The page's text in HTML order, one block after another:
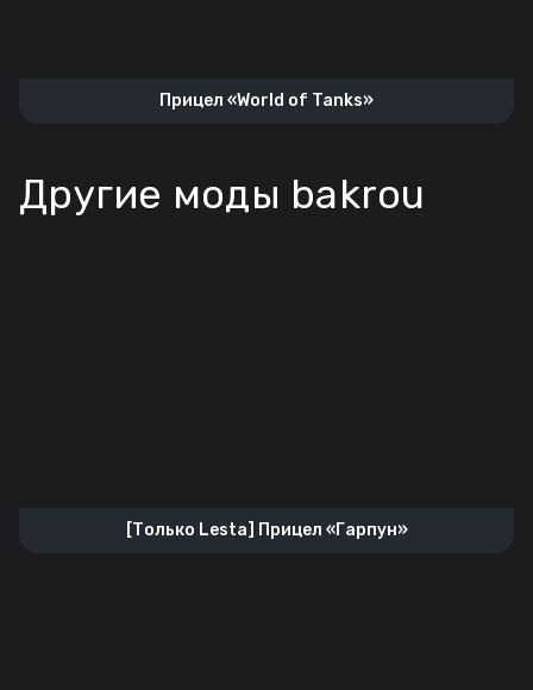
Прицел «World of Tanks»
Другие моды bakrou
[Только Lesta] Прицел «Гарпун»